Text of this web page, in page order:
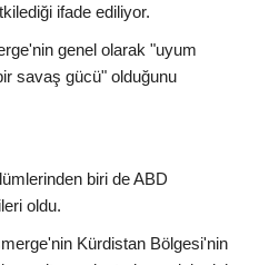
ifade ediliyor.
genel olarak "uyum
savaş gücü" olduğunu
biri de ABD
oldu.
Kürdistan Bölgesi'nin